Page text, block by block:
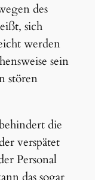
des
sich
werden
sein
stören
die
verspätet
Personal
das sogar